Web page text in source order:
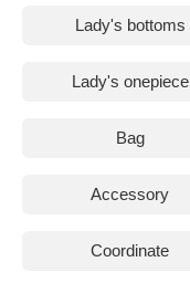
Lady's bottoms
Lady's onepiece
Bag
Accessory
Coordinate